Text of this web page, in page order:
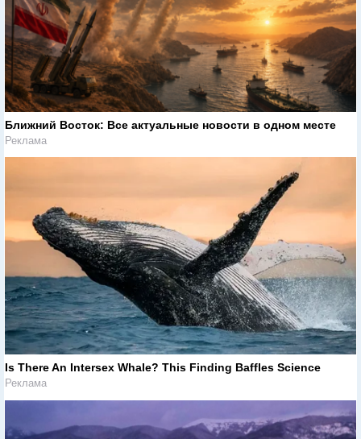
Ближний Восток: Все актуальные новости в одном месте
Реклама
Is There An Intersex Whale? This Finding Baffles Science
Реклама